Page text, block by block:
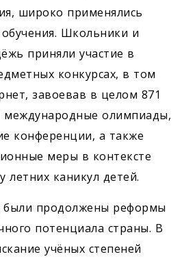
широко применялись
Школьники и
приняли участие в
конкурсах, в том
завоевав в целом 871
олимпиады,
конференции, а также
меры в контексте
летних каникул детей.
были продолжены реформы
потенциала страны. В
учёных степеней